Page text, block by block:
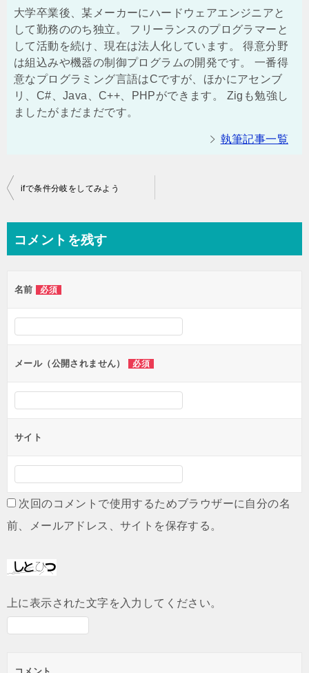
大学卒業後、某メーカーにハードウェアエンジニアと
して勤務ののち独立。 フリーランスのプログラマーと
して活動を続け、現在は法人化しています。 得意分野
は組込みや機器の制御プログラムの開発です。 一番得
意なプログラミング言語はCですが、ほかにアセンブ
リ、C#、Java、C++、PHPができます。 Zigも勉強し
ましたがまだまだです。
執筆記事一覧
投
ビ
ー
シ
ン
ifで条件分岐をしてみよう
コメントを残す
名前 必須
メール（公開されません） 必須
サイト
次回のコメントで使用するためブラウザーに自分の名
前、メールアドレス、サイトを保存する。
上に表示された文字を入力してください。